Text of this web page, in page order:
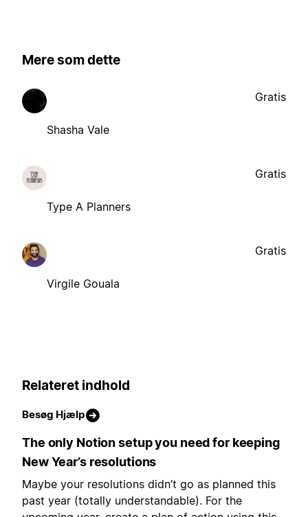
Mere som dette
Shasha Vale
Gratis
Type A Planners
Gratis
Virgile Gouala
Gratis
Relateret indhold
Besøg Hjælp
The only Notion setup you need for keeping
New Year’s resolutions
Maybe your resolutions didn’t go as planned this
past year (totally understandable). For the